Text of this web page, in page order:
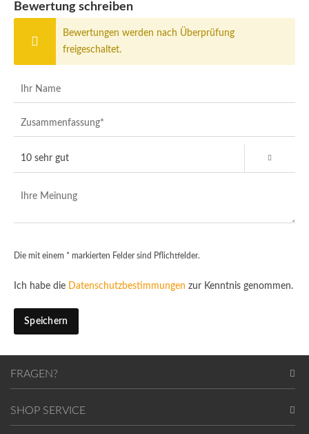
Bewertung schreiben
Bewertungen werden nach Überprüfung
freigeschaltet.
Die mit einem * markierten Felder sind Pflichtfelder.
Ich habe die Datenschutzbestimmungen zur Kenntnis genommen.
Speichern
FRAGEN?
SHOP SERVICE